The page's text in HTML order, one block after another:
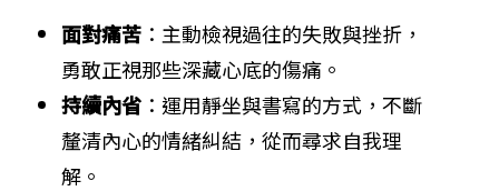
面對痛苦 ：主動檢視過往的失敗與挫折，
勇敢正視那些深藏心底的傷痛。
持續內省 ：運用靜坐與書寫的方式，不斷
釐清內心的情緒糾結，從而尋求自我理
解。